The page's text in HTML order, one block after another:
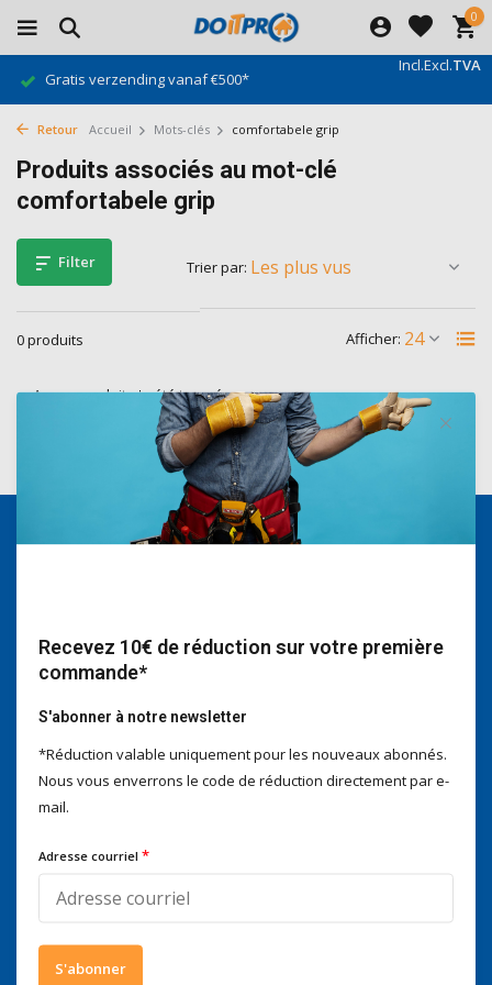
0
Incl.Excl.TVA
Gratis verzending vanaf €500*
Retour Accueil Mots-clés comfortabele grip
Produits associés au mot-clé
comfortabele grip
Filter
0 produits Afficher:
Trier par:
Aucun produit n'a été trouvé...
Telefonisch zijn we tijdens
kantooruren bereikbaar op
Nous obtenons un score de
Recevez 10€ de réduction sur votre première
commande*
S'abonner à notre newsletter
*Réduction valable uniquement pour les nouveaux abonnés.
Nous vous enverrons le code de réduction directement par e-
mail.
Adresse courriel *
S'abonner